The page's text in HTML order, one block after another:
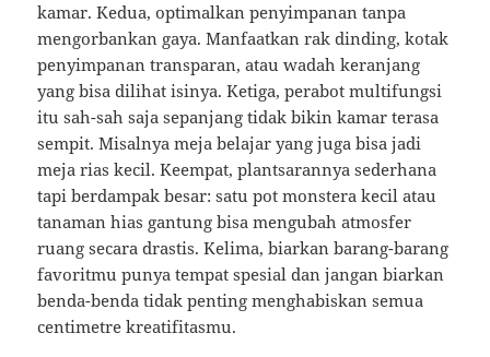
kamar. Kedua, optimalkan penyimpanan tanpa
mengorbankan gaya. Manfaatkan rak dinding, kotak
penyimpanan transparan, atau wadah keranjang
yang bisa dilihat isinya. Ketiga, perabot multifungsi
itu sah-sah saja sepanjang tidak bikin kamar terasa
sempit. Misalnya meja belajar yang juga bisa jadi
meja rias kecil. Keempat, plantsarannya sederhana
tapi berdampak besar: satu pot monstera kecil atau
tanaman hias gantung bisa mengubah atmosfer
ruang secara drastis. Kelima, biarkan barang-barang
favoritmu punya tempat spesial dan jangan biarkan
benda-benda tidak penting menghabiskan semua
centimetre kreatifitasmu.